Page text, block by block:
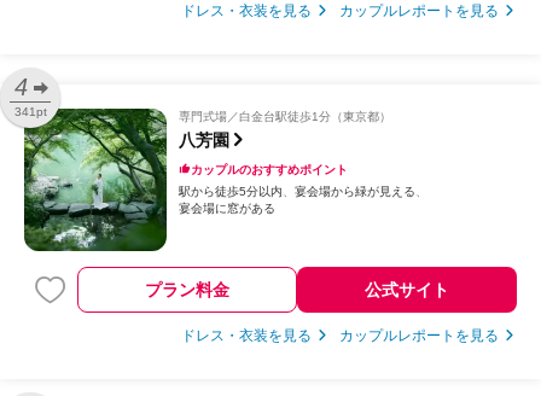
ドレス・衣装を見る カップルレポートを見る
4
341pt 専門式場 白金台駅徒歩1分（東京都）
八芳園
カップルのおすすめポイント
駅から徒歩5分以内
宴会場から緑が見える
宴会場に窓がある
プラン料金 公式サイト
ドレス・衣装を見る カップルレポートを見る